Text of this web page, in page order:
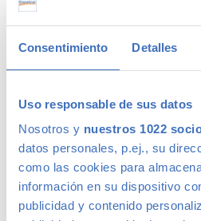
Consentimiento Detalles
Uso responsable de sus datos
Nosotros y nuestros 1022
datos personales, p.ej., su
como las cookies para
información en su dispositivo
publicidad y contenido
MAZDA MAZDA3
2009 199.489kms Diésel
Manual
Madrid
JEEP RENEGADE